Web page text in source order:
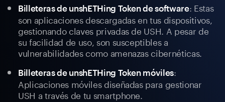
Billeteras de unshETHing Token de software: Estas
son aplicaciones descargadas en tus dispositivos,
gestionando claves privadas de USH. A pesar de
su facilidad de uso, son susceptibles a
vulnerabilidades como amenazas cibernéticas.
Billeteras de unshETHing Token móviles:
Aplicaciones móviles diseñadas para gestionar
USH a través de tu smartphone.